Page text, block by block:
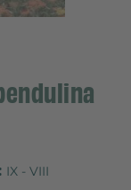
IX - VIII